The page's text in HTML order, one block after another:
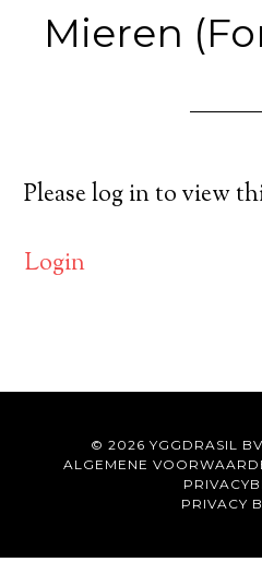
Mieren
Please log in to view
Login
© 2026 YGGDRASIL
ALGEMENE
PRIVACY